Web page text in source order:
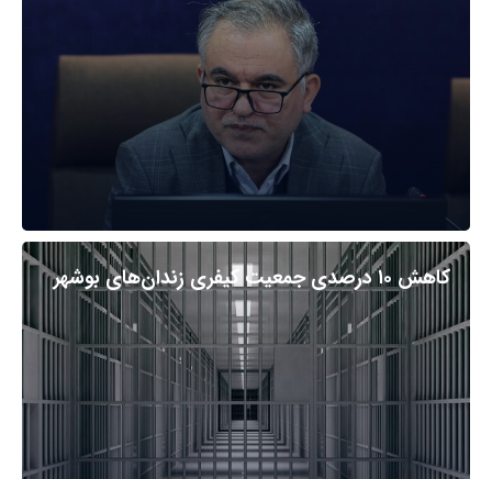
کاهش ۱۰ درصدی جمعیت کیفری زندان‌های بوشهر